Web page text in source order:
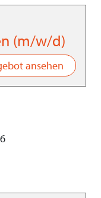
(m/w/d)
ansehen